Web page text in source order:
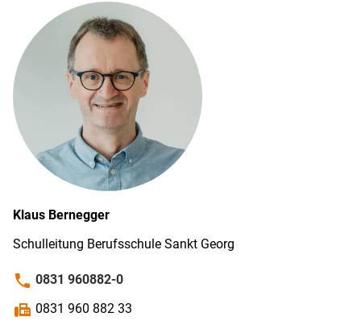
Klaus Bernegger
Schulleitung Berufsschule Sankt Georg
phone 0831 960882-0
fax 0831 960 882 33